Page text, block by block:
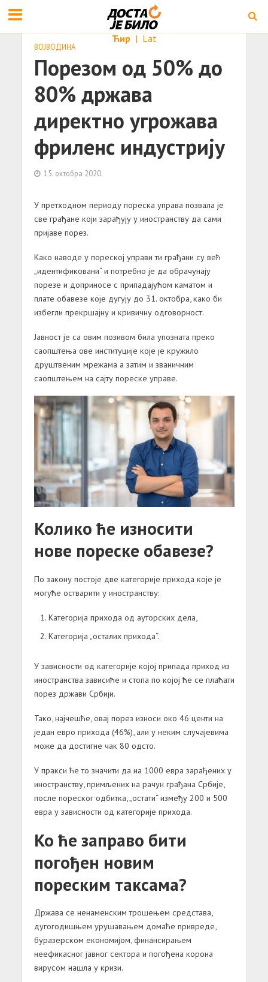
Ћир | Lat
ВОЈВОДИНА
Порезом од 50% до
80% држава
директно угрожава
фриленс индустрију
15. октобра 2020.
У претходном периоду пореска управа позвала је
све грађане који зарађују у иностранству да сами
пријаве порез.
Како наводе у пореској управи ти грађани су већ
„идентификовани“ и потребно је да обрачунају
порезе и доприносе с припадајућом каматом и
плате обавезе које дугују до 31. октобра, како би
избегли прекршајну и кривичну одговорност.
Јавност је са овим позивом била упозната преко
саопштења ове институције које је кружило
друштвеним мрежама а затим и званичним
саопштењем на сајту пореске управе.
Колико ће износити
нове пореске обавезе?
По закону постоје две категорије прихода које је
могуће остварити у иностранству:
Категорија прихода од ауторских дела,
Категорија „осталих прихода“.
У зависности од категорије којој припада приход из
иностранства зависиће и стопа по којој ће се плаћати
порез држави Србији.
Тако, најчешће, овај порез износи око 46 центи на
један евро прихода (46%), али у неким случајевима
може да достигне чак 80 одсто.
У пракси ће то значити да на 1000 евра зарађених у
иностранству, примљених на рачун грађана Србије,
после пореског одбитка, „остати“ између 200 и 500
евра у зависности од категорије прихода.
Ко ће заправо бити
погођен новим
пореским таксама?
Држава се ненаменским трошењем средстава,
дугогодишњем урушавањем домаће привреде,
буразерском економијом, финансирањем
неефикасног јавног сектора и погођена корона
вирусом нашла у кризи.